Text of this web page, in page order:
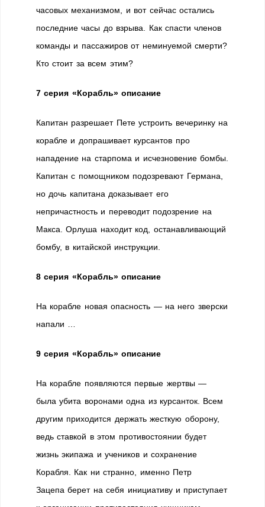
часовых механизмом, и вот сейчас остались
последние часы до взрыва. Как спасти членов
команды и пассажиров от неминуемой смерти?
Кто стоит за всем этим?
7 серия «Корабль» описание
Капитан разрешает Пете устроить вечеринку на
корабле и допрашивает курсантов про
нападение на старпома и исчезновение бомбы.
Капитан с помощником подозревают Германа,
но дочь капитана доказывает его
непричастность и переводит подозрение на
Макса. Орлуша находит код, останавливающий
бомбу, в китайской инструкции.
8 серия «Корабль» описание
На корабле новая опасность — на него зверски
напали …
9 серия «Корабль» описание
На корабле появляются первые жертвы —
была убита воронами одна из курсанток. Всем
другим приходится держать жесткую оборону,
ведь ставкой в этом противостоянии будет
жизнь экипажа и учеников и сохранение
Корабля. Как ни странно, именно Петр
Зацепа берет на себя инициативу и приступает